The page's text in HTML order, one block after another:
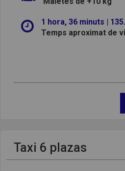
1 hora, 36 minuts |
Temps aproximat de
Taxi 6 plazas